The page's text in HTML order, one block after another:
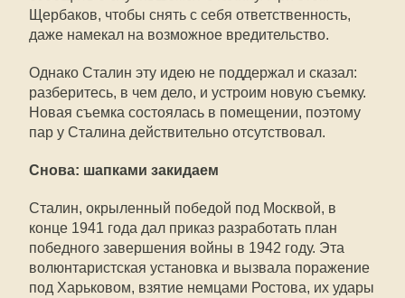
Щербаков, чтобы снять с себя ответственность,
даже намекал на возможное вредительство.
Однако Сталин эту идею не поддержал и сказал:
разберитесь, в чем дело, и устроим новую съемку.
Новая съемка состоялась в помещении, поэтому
пар у Сталина действительно отсутствовал.
Снова: шапками закидаем
Сталин, окрыленный победой под Москвой, в
конце 1941 года дал приказ разработать план
победного завершения войны в 1942 году. Эта
волюнтаристская установка и вызвала поражение
под Харьковом, взятие немцами Ростова, их удары